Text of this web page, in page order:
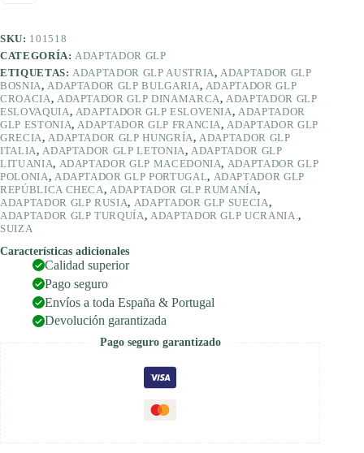
SKU: 101518
CATEGORÍA: ADAPTADOR GLP
ETIQUETAS: ADAPTADOR GLP AUSTRIA, ADAPTADOR GLP
BOSNIA, ADAPTADOR GLP BULGARIA, ADAPTADOR GLP
CROACIA, ADAPTADOR GLP DINAMARCA, ADAPTADOR GLP
ESLOVAQUIA, ADAPTADOR GLP ESLOVENIA, ADAPTADOR
GLP ESTONIA, ADAPTADOR GLP FRANCIA, ADAPTADOR GLP
GRECIA, ADAPTADOR GLP HUNGRÍA, ADAPTADOR GLP
ITALIA, ADAPTADOR GLP LETONIA, ADAPTADOR GLP
LITUANIA, ADAPTADOR GLP MACEDONIA, ADAPTADOR GLP
POLONIA, ADAPTADOR GLP PORTUGAL, ADAPTADOR GLP
REPÚBLICA CHECA, ADAPTADOR GLP RUMANÍA,
ADAPTADOR GLP RUSIA, ADAPTADOR GLP SUECIA,
ADAPTADOR GLP TURQUÍA, ADAPTADOR GLP UCRANIA.,
SUIZA
Características adicionales
Calidad superior
Pago seguro
Envíos a toda España & Portugal
Devolución garantizada
Pago seguro garantizado